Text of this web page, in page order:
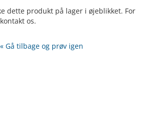
dette produkt på lager i øjeblikket. For
os.
« Gå tilbage og prøv igen